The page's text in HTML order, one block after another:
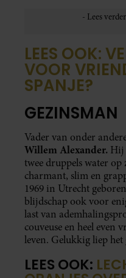
LEES OOK:
VOOR
SPANJE?
GEZINSMAN
Vader van onder
Willem Alexander. Hij
twee druppels water
charmant, slim en
1969 in Utrecht
blijdschap ook voor
last van
couveuse en heel even
leven. Gelukkig liep het
LEES OOK: